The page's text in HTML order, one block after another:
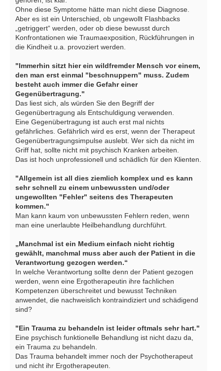
Ohne diese Symptome hätte man nicht diese Diagnose.
Aber es ist ein Unterschied, ob ungewollt Flashbacks
„getriggert“ werden, oder ob diese bewusst durch
Konfrontationen wie Traumaexposition, Rückführungen in
die Kindheit u.a. provoziert werden.
"Immerhin sitzt hier ein wildfremder Mensch vor einem,
den man erst einmal "beschnuppern" muss. Zudem
besteht auch immer die Gefahr einer
Gegenübertragung."
Das liest sich, als würden Sie den Begriff der
Gegenübertragung als Entschuldigung verwenden.
Eine Gegenübertragung ist auch erst mal nichts
gefährliches. Gefährlich wird es erst, wenn der Therapeut
Gegenübertragungsimpulse auslebt. Wer sich da nicht im
Griff hat, sollte nicht mit psychisch Kranken arbeiten.
Das ist hoch unprofessionell und schädlich für den Klienten.
"Allgemein ist all dies ziemlich komplex und es kann
sehr schnell zu einem unbewussten und/oder
ungewollten "Fehler" seitens des Therapeuten
kommen."
Man kann kaum von unbewussten Fehlern reden, wenn
man eine unerlaubte Heilbehandlung durchführt.
„Manchmal ist ein Medium einfach nicht richtig
gewählt, manchmal muss aber auch der Patient in die
Verantwortung gezogen werden.“
In welche Verantwortung sollte denn der Patient gezogen
werden, wenn eine Ergotherapeutin ihre fachlichen
Kompetenzen überschreitet und bewusst Techniken
anwendet, die nachweislich kontraindiziert und schädigend
sind?
"Ein Trauma zu behandeln ist leider oftmals sehr hart."
Eine psychisch funktionelle Behandlung ist nicht dazu da,
ein Trauma zu behandeln.
Das Trauma behandelt immer noch der Psychotherapeut
und nicht ihr Ergotherapeuten.